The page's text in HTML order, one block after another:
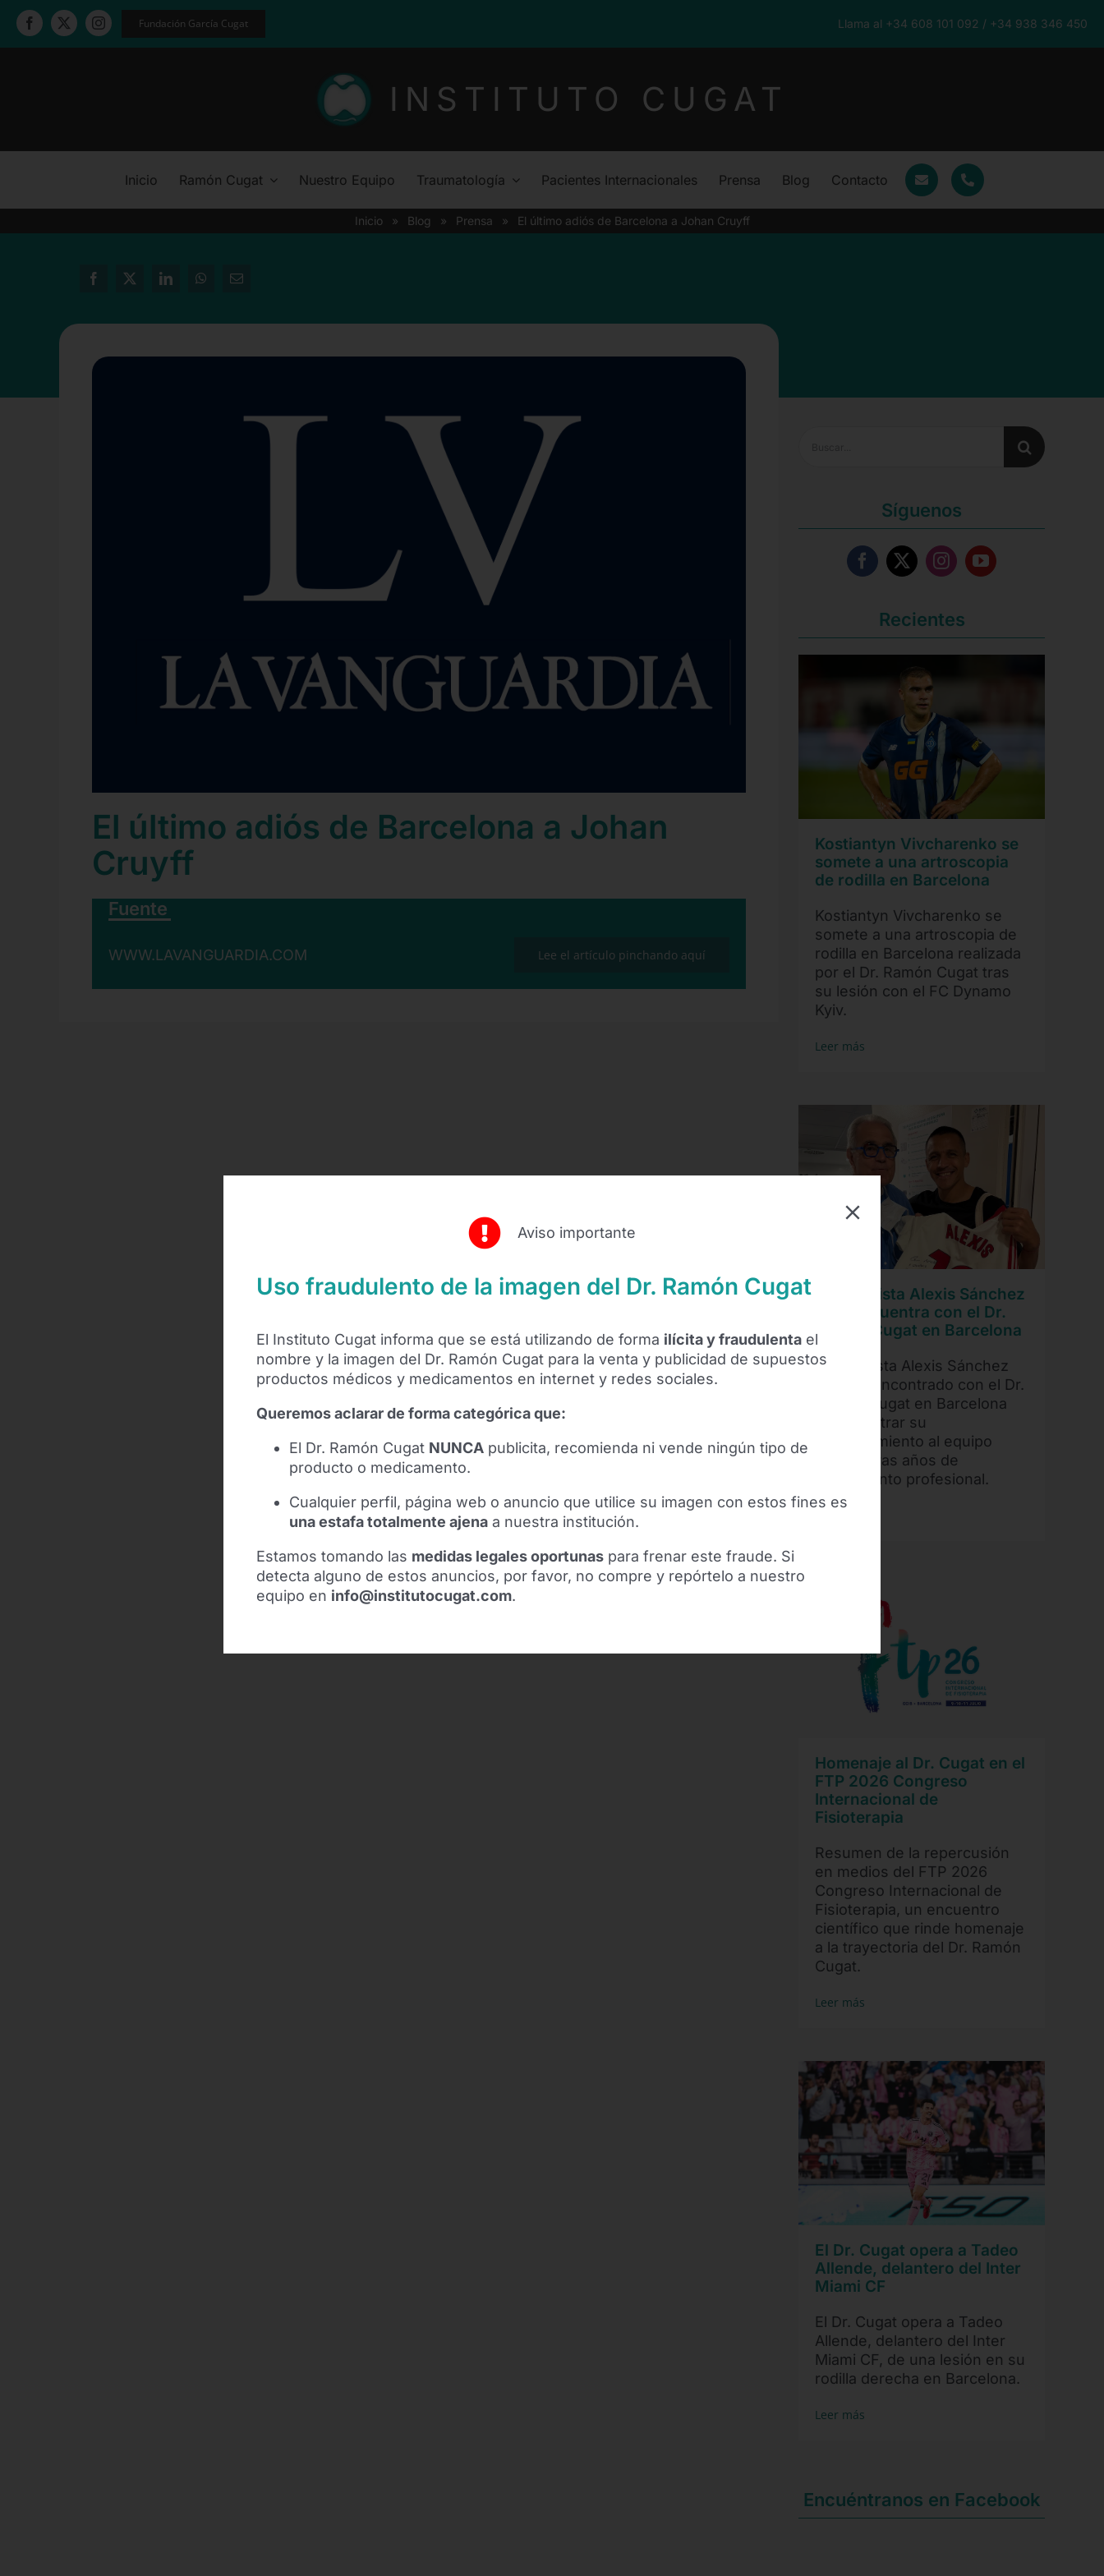
Saltar
Fundación García Cugat Llama al +34 608 101 092 / +34 938 346 450
INSTITUTO CUGAT
Inicio Ramón Cugat Nuestro Equipo Traumatología Pacientes Internacionales Prensa Blog Contacto
Inicio » Blog » Prensa » El último adiós de Barcelona a Johan Cruyff
El último adiós de Barcelona a Johan
Cruyff
Fuente
WWW.LAVANGUARDIA.COM Lee el artículo pinchando aquí
Síguenos
Recientes
Kostiantyn Vivcharenko se
somete a una artroscopia
de rodilla en Barcelona
Kostiantyn Vivcharenko se
somete a una artroscopia de
rodilla en Barcelona realizada
por el Dr. Ramón Cugat tras
su lesión con el FC Dynamo
Kyiv.
Leer más
El futbolista Alexis Sánchez
se reencuentra con el Dr.
Ramón Cugat en Barcelona
El futbolista Alexis Sánchez
se ha reencontrado con el Dr.
Ramón Cugat en Barcelona
para mostrar su
agradecimiento al equipo
médico tras años de
seguimiento profesional.
Homenaje al Dr. Cugat en el
FTP 2026 Congreso
Internacional de
Fisioterapia
Resumen de la repercusión
en medios del FTP 2026
Congreso Internacional de
Fisioterapia, un encuentro
científico que rinde homenaje
a la trayectoria del Dr. Ramón
Cugat.
Leer más
El Dr. Cugat opera a Tadeo
Allende, delantero del Inter
Miami CF
El Dr. Cugat opera a Tadeo
Allende, delantero del Inter
Miami CF, de una lesión en su
rodilla derecha en Barcelona.
Leer más
Encuéntranos en Facebook
Aviso importante
Uso fraudulento de la imagen del Dr. Ramón Cugat
El Instituto Cugat informa que se está utilizando de forma ilícita y fraudulenta el
nombre y la imagen del Dr. Ramón Cugat para la venta y publicidad de supuestos
productos médicos y medicamentos en internet y redes sociales.
Queremos aclarar de forma categórica que:
El Dr. Ramón Cugat NUNCA publicita, recomienda ni vende ningún tipo de
producto o medicamento.
Cualquier perfil, página web o anuncio que utilice su imagen con estos fines es
una estafa totalmente ajena a nuestra institución.
Estamos tomando las medidas legales oportunas para frenar este fraude. Si
detecta alguno de estos anuncios, por favor, no compre y repórtelo a nuestro
equipo en info@institutocugat.com.